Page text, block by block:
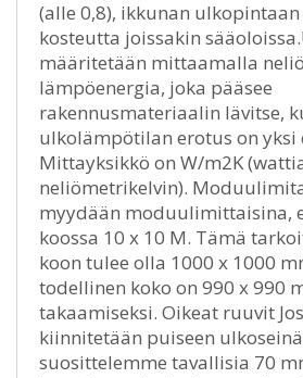
(alle 0,8), ikkunan
kosteutta joissakin
määritetään mittaamalla
lämpöenergia, joka pääsee
rakennusmateriaalin lävitse,
ulkolämpötilan erotus on yksi
Mittayksikkö on W/m2K
neliömetrikelvin).
myydään moduulimittaisina,
koossa 10 x 10 M. Tämä
koon tulee olla 1000 x 1000
todellinen koko on 990 x 990
takaamiseksi. Oikeat ruuvit
kiinnitetään puiseen
suosittelemme tavallisia 70